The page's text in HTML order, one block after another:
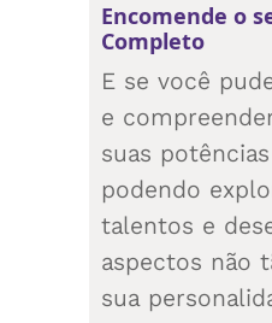
Encomende o
Completo
E se você
e
suas
podendo
talentos e
aspectos não
sua